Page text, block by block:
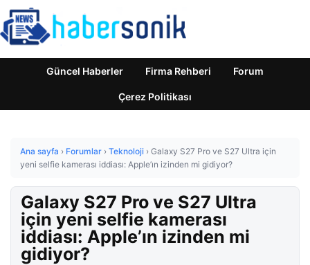
Güncel Haberler Firma Rehberi Forum
Çerez Politikası
Ana sayfa › Forumlar › Teknoloji › Galaxy S27 Pro ve S27 Ultra için
yeni selfie kamerası iddiası: Apple’ın izinden mi gidiyor?
Galaxy S27 Pro ve S27 Ultra
için yeni selfie kamerası
iddiası: Apple’ın izinden mi
gidiyor?